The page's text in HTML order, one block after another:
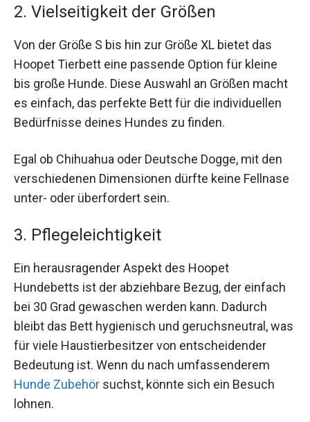
2. Vielseitigkeit der Größen
Von der Größe S bis hin zur Größe XL bietet das
Hoopet Tierbett eine passende Option für kleine
bis große Hunde. Diese Auswahl an Größen macht
es einfach, das perfekte Bett für die individuellen
Bedürfnisse deines Hundes zu finden.
Egal ob Chihuahua oder Deutsche Dogge, mit den
verschiedenen Dimensionen dürfte keine Fellnase
unter- oder überfordert sein.
3. Pflegeleichtigkeit
Ein herausragender Aspekt des Hoopet
Hundebetts ist der abziehbare Bezug, der einfach
bei 30 Grad gewaschen werden kann. Dadurch
bleibt das Bett hygienisch und geruchsneutral, was
für viele Haustierbesitzer von entscheidender
Bedeutung ist. Wenn du nach umfassenderem
Hunde Zubehör suchst, könnte sich ein Besuch
lohnen.